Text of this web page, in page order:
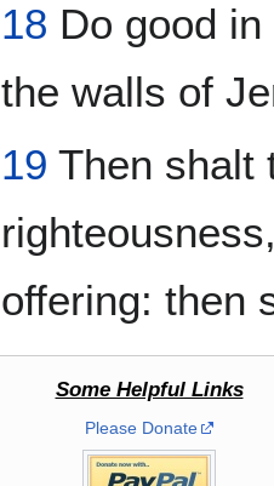
18 Do good
the walls of
19 Then shalt
offering: then
Some Helpful Links
Please Donate